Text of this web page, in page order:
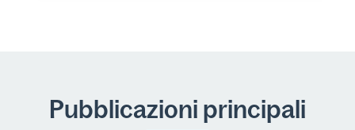
Pubblicazioni principali